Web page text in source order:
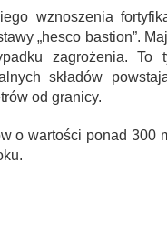
wznoszenia
„hesco bastion”.
zagrożenia.
składów
od granicy.
o wartości ponad 300